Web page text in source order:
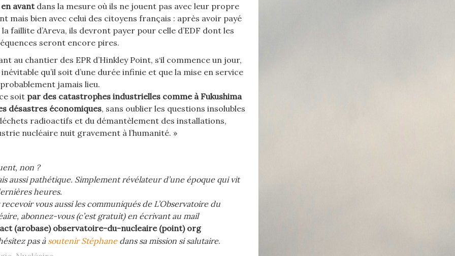
avantdans la mesure où ils ne jouent pas avec leur propre
mais bien avec celui des citoyens français : après avoir payé
faillite d’Areva, ils devront payer pour celle d’EDF dont les
seront encore pires.
au chantier des EPR d’Hinkley Point, s‘il commence un jour,
qu’il soit d’une durée infinie et que la mise en service
probablement jamais lieu.
soit par des catastrophes industrielles comme à Fukushima
désastres économiques, sans oublier les questions insolubles
radioactifs et du démantèlement des installations,
nucléaire nuit gravement à l’humanité. »
non ?
aussi pathétique. Simplement révélateur d’une époque qui vit
heures.
vous aussi les communiqués de L’Observatoire du
abonnez-vous (c’est gratuit) en écrivant au mail
(arobase) observatoire-du-nucleaire (point) org
pas à soutenir Stéphanedans sa mission si salutaire.